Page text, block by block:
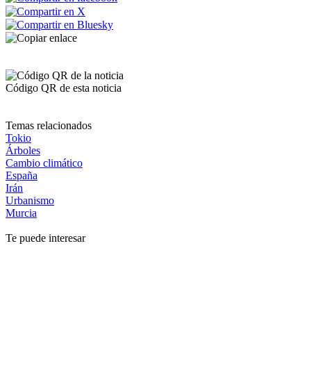
Código QR de esta noticia
Temas relacionados
Tokio
Árboles
Cambio climático
España
Irán
Urbanismo
Murcia
Te puede interesar